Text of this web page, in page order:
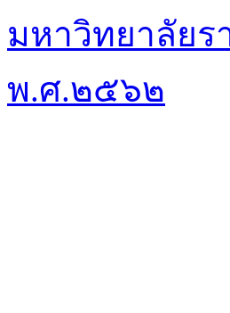
มหาวิทยาลัยร
พ.ศ.๒๕๖๒